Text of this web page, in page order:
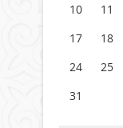
10
11
17
18
24
25
31